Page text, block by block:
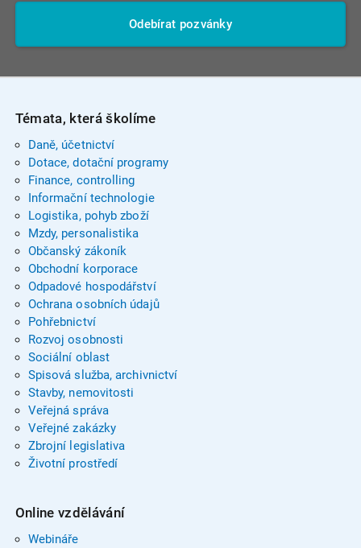
Odebírat pozvánky
Témata, která školíme
Daně, účetnictví
Dotace, dotační programy
Finance, controlling
Informační technologie
Logistika, pohyb zboží
Mzdy, personalistika
Občanský zákoník
Obchodní korporace
Odpadové hospodářství
Ochrana osobních údajů
Pohřebnictví
Rozvoj osobnosti
Sociální oblast
Spisová služba, archivnictví
Stavby, nemovitosti
Veřejná správa
Veřejné zakázky
Zbrojní legislativa
Životní prostředí
Online vzdělávání
Webináře